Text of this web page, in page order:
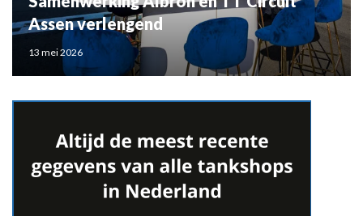
Assen verlengend
13 mei 2026